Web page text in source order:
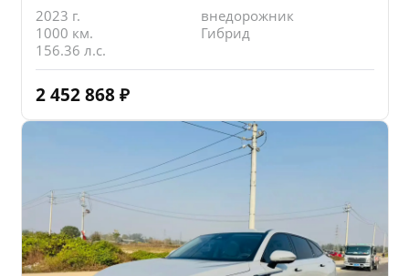
2023 г.
внедорожник
1000 км.
Гибрид
156.36 л.с.
2 452 868 ₽